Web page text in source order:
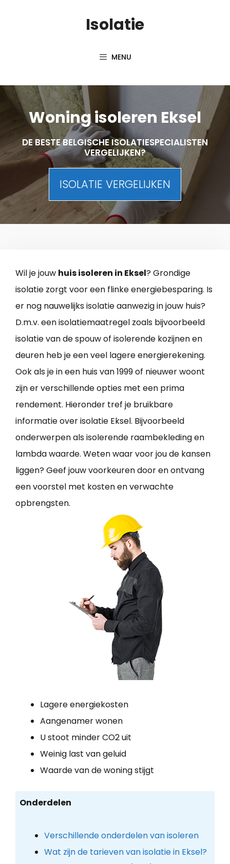
Isolatie
MENU
Woning isoleren Eksel
DE BESTE BELGISCHE ISOLATIESPECIALISTEN
VERGELIJKEN?
ISOLATIE VERGELIJKEN
Wil je jouw huis isoleren in Eksel? Grondige
isolatie zorgt voor een flinke energiebesparing. Is
er nog nauwelijks isolatie aanwezig in jouw huis?
D.m.v. een isolatiemaatregel zoals bijvoorbeeld
isolatie van de spouw of isolerende kozijnen en
deuren heb je een veel lagere energierekening.
Ook als je in een huis van 1999 of nieuwer woont
zijn er verschillende opties met een prima
rendement. Hieronder tref je bruikbare
informatie over isolatie Eksel. Bijvoorbeeld
onderwerpen als isolerende raambekleding en
lambda waarde. Weten waar voor jou de kansen
liggen? Geef jouw voorkeuren door en ontvang
een voorstel met kosten en verwachte
opbrengsten.
Lagere energiekosten
Aangenamer wonen
U stoot minder CO2 uit
Weinig last van geluid
Waarde van de woning stijgt
Onderdelen
Verschillende onderdelen van isoleren
Wat zijn de tarieven van isolatie in Eksel?